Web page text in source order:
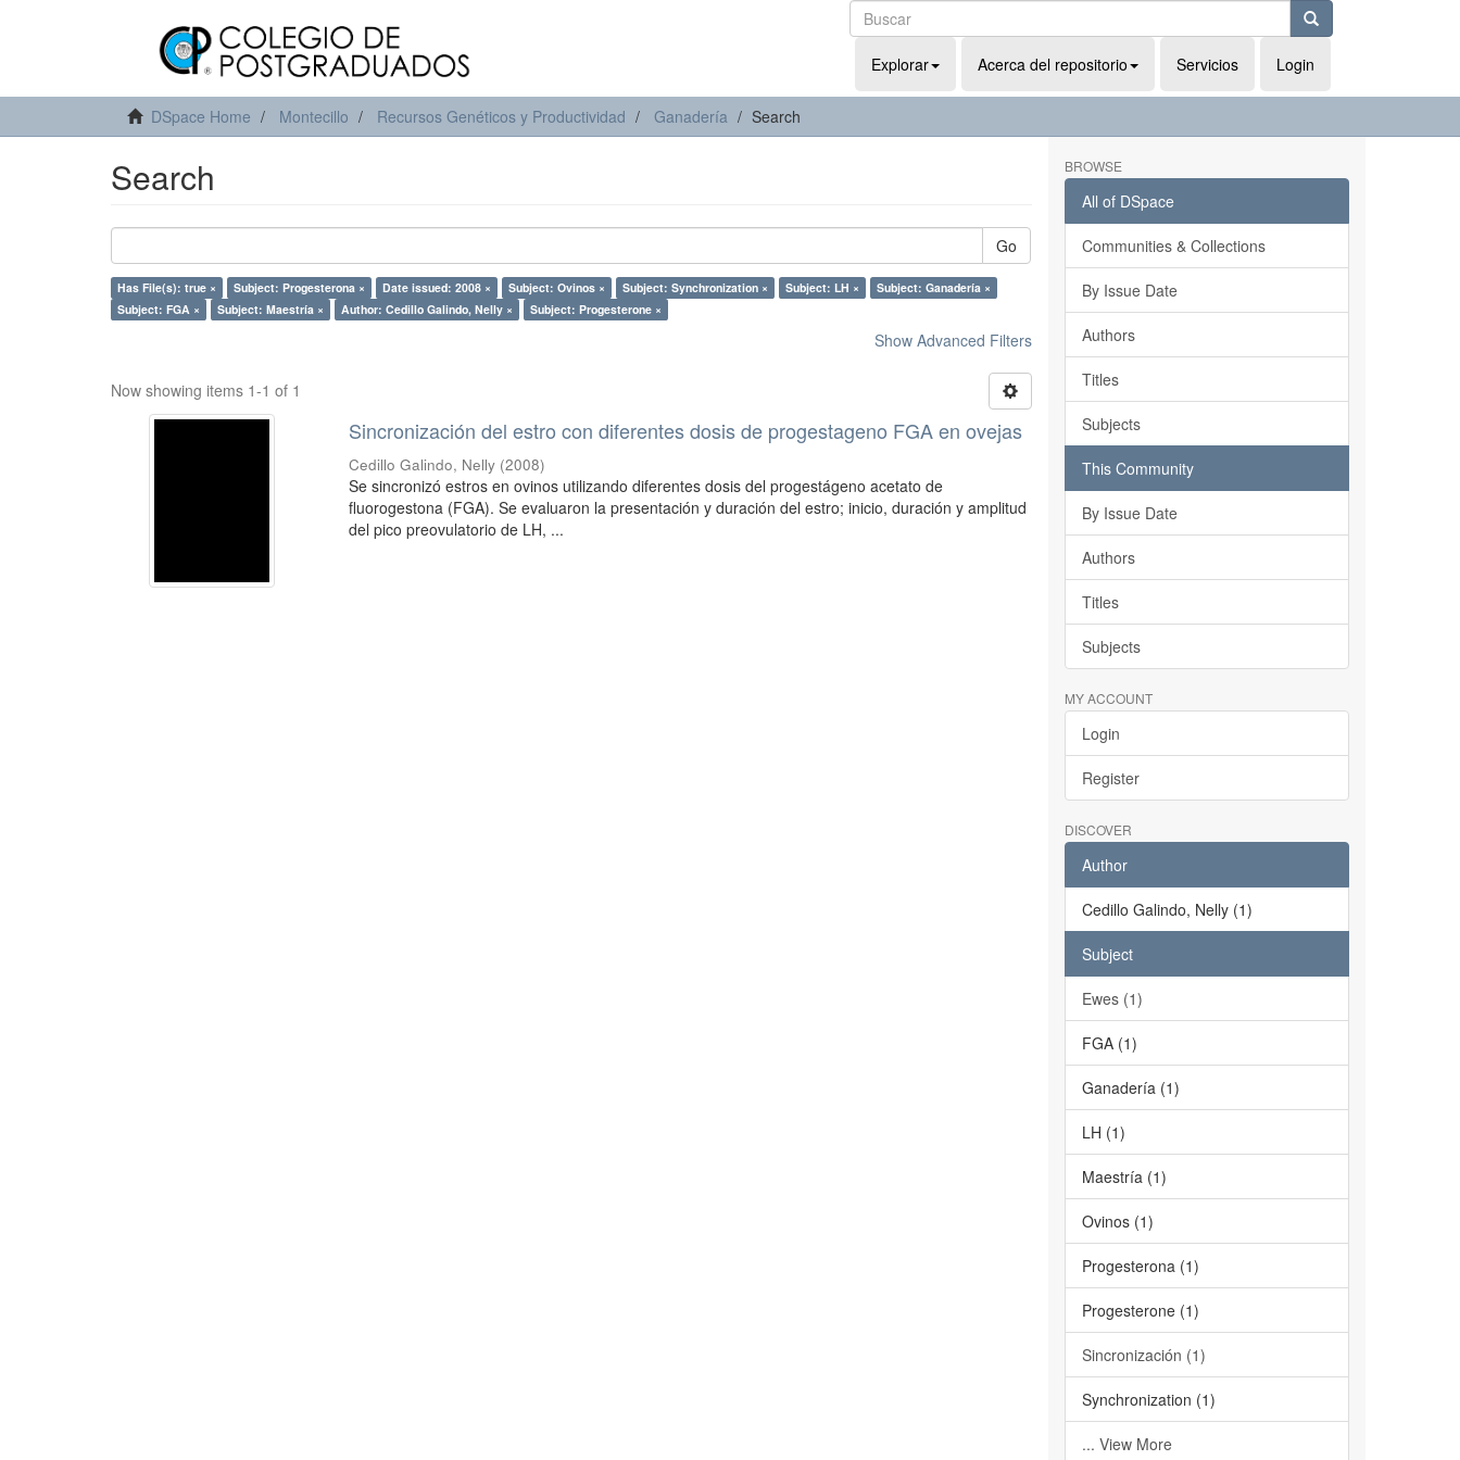
Explorar Acerca del repositorio Servicios Login
DSpace Home Montecillo Recursos Genéticos y Productividad Ganadería Search
Search
Go
Has File(s): true × Subject: Progesterona × Date issued: 2008 × Subject: Ovinos × Subject: Synchronization × Subject: LH ×
Subject: Ganadería ×
Subject: FGA ×
Subject: Maestría × Author: Cedillo Galindo, Nelly × Subject: Progesterone ×
Show Advanced Filters
Now showing items 1-1 of 1
Sincronización del estro con diferentes dosis de progestageno FGA en ovejas
Cedillo Galindo, Nelly (2008)
Se sincronizó estros en ovinos utilizando diferentes dosis del progestágeno acetato de
fluorogestona (FGA). Se evaluaron la presentación y duración del estro; inicio, duración y amplitud
del pico preovulatorio de LH, ...
BROWSE
All of DSpace
Communities & Collections
By Issue Date
Authors
Titles
Subjects
This Community
By Issue Date
Authors
Titles
Subjects
MY ACCOUNT
Login
Register
DISCOVER
Author
Cedillo Galindo, Nelly (1)
Subject
Ewes (1)
FGA (1)
Ganadería (1)
LH (1)
Maestría (1)
Ovinos (1)
Progesterona (1)
Progesterone (1)
Sincronización (1)
Synchronization (1)
... View More